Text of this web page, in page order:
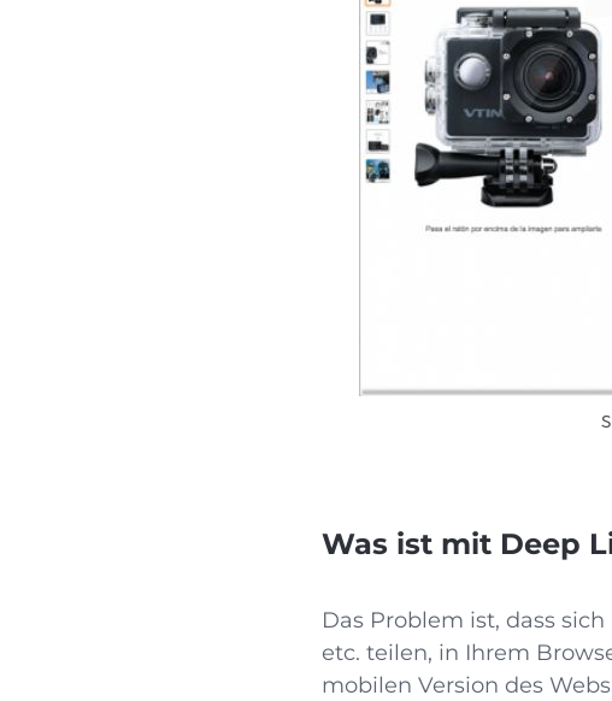
Was ist mit Deep
Das Problem ist, dass
etc. teilen, in Ihrem
mobilen Version des